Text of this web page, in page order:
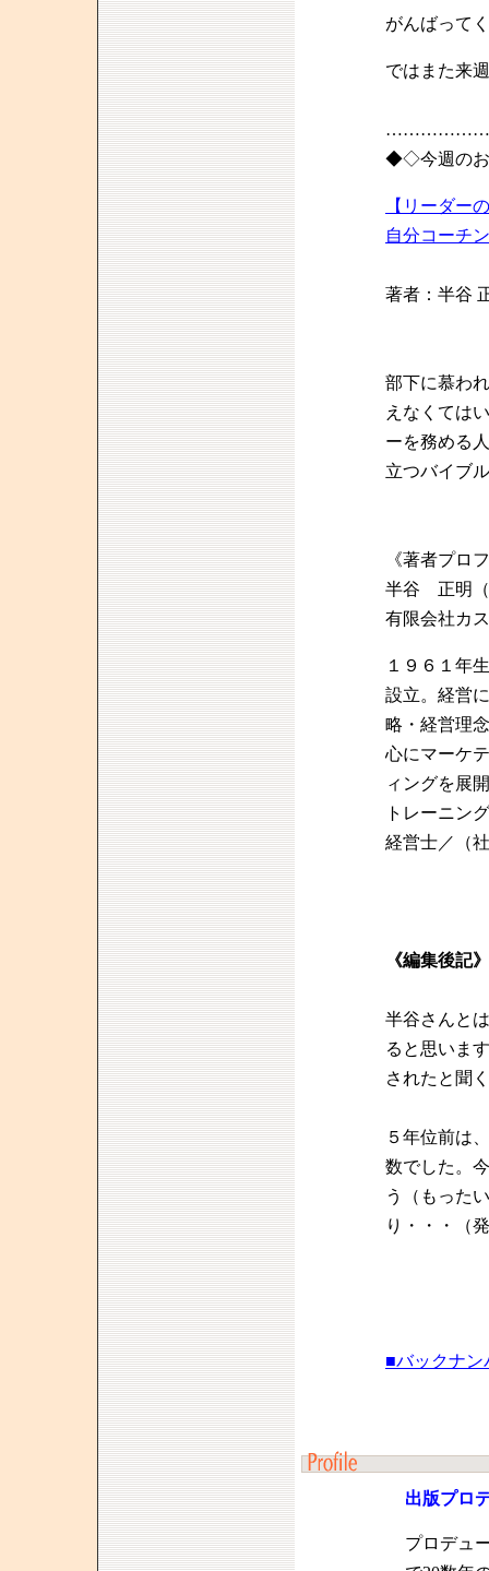
がんばって
ではまた来
◆◇今週の
【リーダ
自分コーチ
著者：半谷
部下に慕わ
えなくては
ーを務める
立つバイブ
《著者プロ
半谷 正明
有限会社カ
１９６１年
設立。経営
略・経営理
心にマーケ
ィングを展
トレーニン
経営士／（
《編集後記》
半谷さんと
ると思いま
されたと聞
５年位前は
数でした。
う（もった
り・・・（
■バックナ
出版プロ
プロデュ